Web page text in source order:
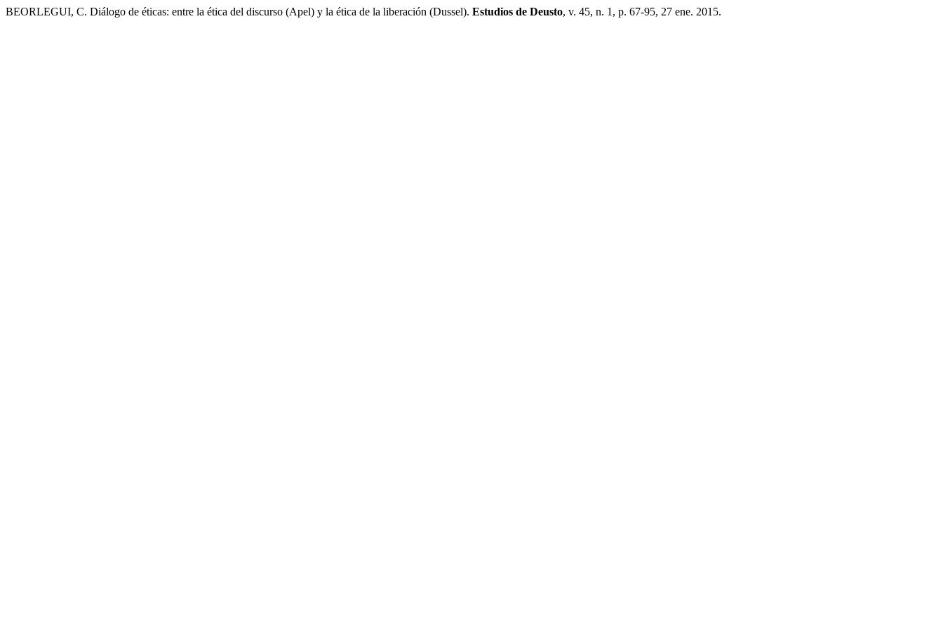
BEORLEGUI, C. Diálogo de éticas: entre la ética del discurso (Apel) y la ética de la liberación (Dussel). Estudios de Deusto, v. 45, n. 1, p. 67-95, 27 ene. 2015.